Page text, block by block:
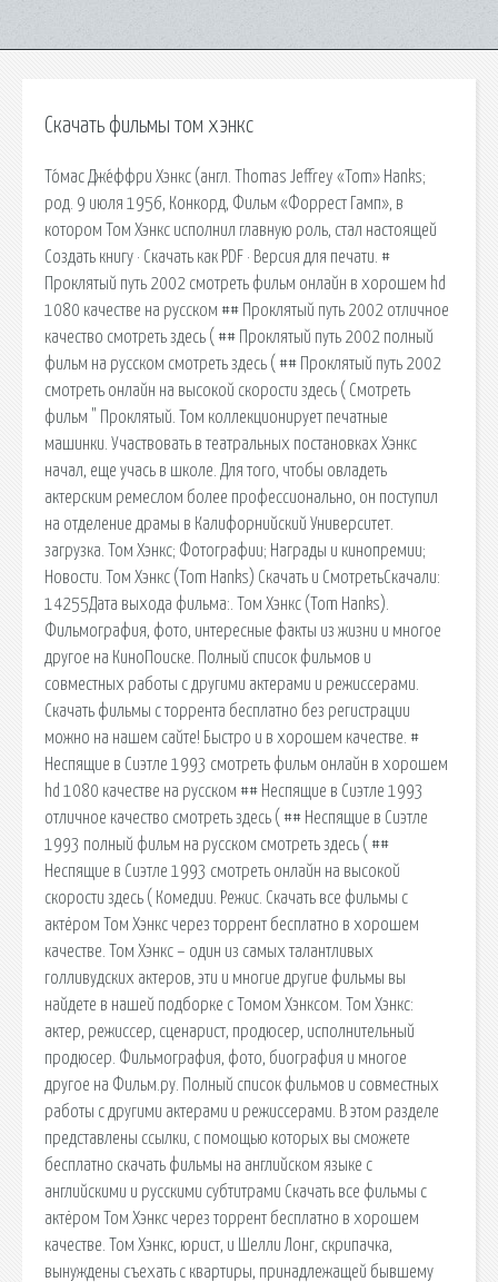
Скачать фильмы том хэнкс
То́мас Дже́ффри Хэнкс (англ. Thomas Jeffrey «Tom» Hanks;
род. 9 июля 1956, Конкорд, Фильм «Форрест Гамп», в
котором Том Хэнкс исполнил главную роль, стал настоящей
Создать книгу · Скачать как PDF · Версия для печати. #
Проклятый путь 2002 смотреть фильм онлайн в хорошем hd
1080 качестве на русском ## Проклятый путь 2002 отличное
качество смотреть здесь ( ## Проклятый путь 2002 полный
фильм на русском смотреть здесь ( ## Проклятый путь 2002
смотреть онлайн на высокой скорости здесь ( Смотреть
фильм " Проклятый. Том коллекционирует печатные
машинки. Участвовать в театральных постановках Хэнкс
начал, еще учась в школе. Для того, чтобы овладеть
актерским ремеслом более профессионально, он поступил
на отделение драмы в Калифорнийский Университет.
загрузка. Том Хэнкс; Фотографии; Награды и кинопремии;
Новости. Том Хэнкс (Tom Hanks) Скачать и СмотретьСкачали:
14255Дата выхода фильма:. Том Хэнкс (Tom Hanks).
Фильмография, фото, интересные факты из жизни и многое
другое на КиноПоиске. Полный список фильмов и
совместных работы с другими актерами и режиссерами.
Скачать фильмы с торрента бесплатно без регистрации
можно на нашем сайте! Быстро и в хорошем качестве. #
Неспящие в Сиэтле 1993 смотреть фильм онлайн в хорошем
hd 1080 качестве на русском ## Неспящие в Сиэтле 1993
отличное качество смотреть здесь ( ## Неспящие в Сиэтле
1993 полный фильм на русском смотреть здесь ( ##
Неспящие в Сиэтле 1993 смотреть онлайн на высокой
скорости здесь ( Комедии. Режис. Скачать все фильмы с
актёром Том Хэнкс через торрент бесплатно в хорошем
качестве. Том Хэнкс – один из самых талантливых
голливудских актеров, эти и многие другие фильмы вы
найдете в нашей подборке с Томом Хэнксом. Том Хэнкс:
актер, режиссер, сценарист, продюсер, исполнительный
продюсер. Фильмография, фото, биография и многое
другое на Фильм.ру. Полный список фильмов и совместных
работы с другими актерами и режиссерами. В этом разделе
представлены ссылки, с помощью которых вы сможете
бесплатно скачать фильмы на английском языке с
английскими и русскими субтитрами Скачать все фильмы с
актёром Том Хэнкс через торрент бесплатно в хорошем
качестве. Том Хэнкс, юрист, и Шелли Лонг, скрипачка,
вынуждены съехать с квартиры, принадлежащей бывшему